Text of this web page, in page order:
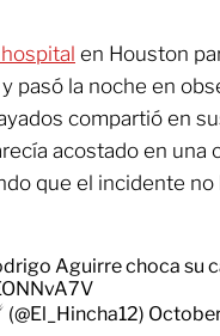
en Houston
pasó la noche en
compartió en
acostado en una
que el incidente no
Aguirre choca su